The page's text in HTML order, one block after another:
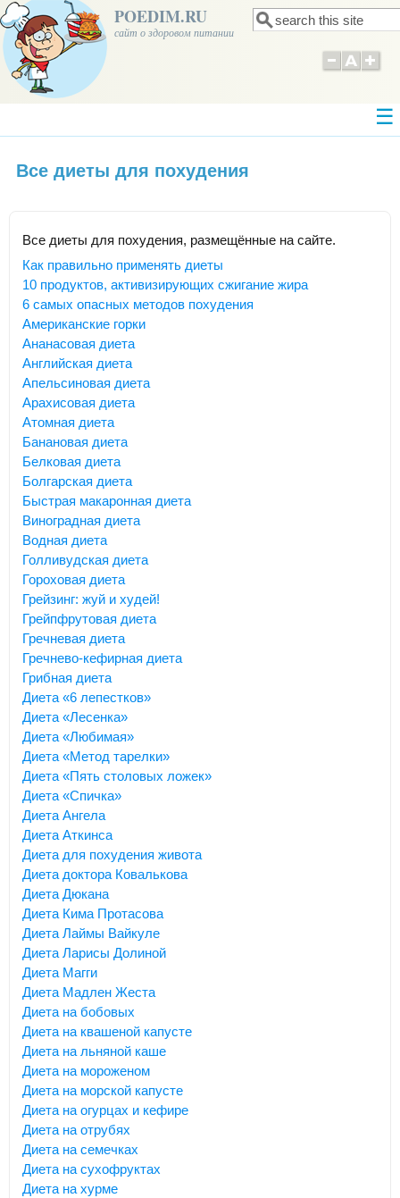
POEDIM.RU
сайт о здоровом питании Форма поиска
Поиск
Все диеты для похудения
Все диеты для похудения, размещённые на сайте.
Как правильно применять диеты
10 продуктов, активизирующих сжигание жира
6 самых опасных методов похудения
Американские горки
Ананасовая диета
Английская диета
Апельсиновая диета
Арахисовая диета
Атомная диета
Банановая диета
Белковая диета
Болгарская диета
Быстрая макаронная диета
Виноградная диета
Водная диета
Голливудская диета
Гороховая диета
Грейзинг: жуй и худей!
Грейпфрутовая диета
Гречневая диета
Гречнево-кефирная диета
Грибная диета
Диета «6 лепестков»
Диета «Лесенка»
Диета «Любимая»
Диета «Метод тарелки»
Диета «Пять столовых ложек»
Диета «Спичка»
Диета Ангела
Диета Аткинса
Диета для похудения живота
Диета доктора Ковалькова
Диета Дюкана
Диета Кима Протасова
Диета Лаймы Вайкуле
Диета Ларисы Долиной
Диета Магги
Диета Мадлен Жеста
Диета на бобовых
Диета на квашеной капусте
Диета на льняной каше
Диета на мороженом
Диета на морской капусте
Диета на огурцах и кефире
Диета на отрубях
Диета на семечках
Диета на сухофруктах
Диета на хурме